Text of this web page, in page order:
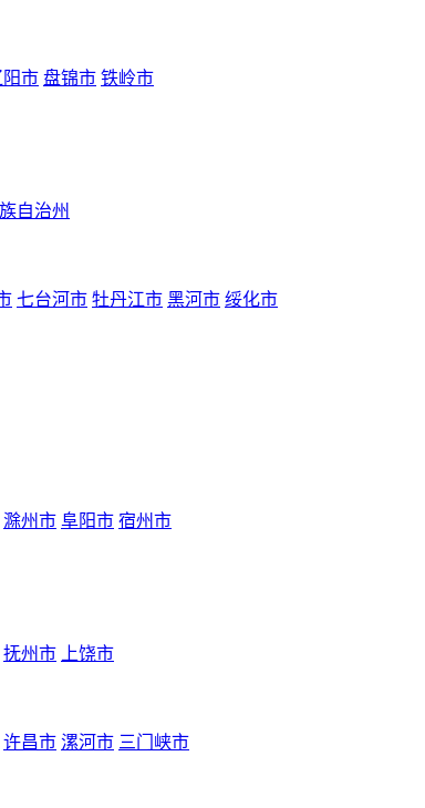
阳市 盘锦市 铁岭市
自治州
七台河市 牡丹江市 黑河市 绥化市
滁州市 阜阳市 宿州市
抚州市 上饶市
许昌市 漯河市 三门峡市